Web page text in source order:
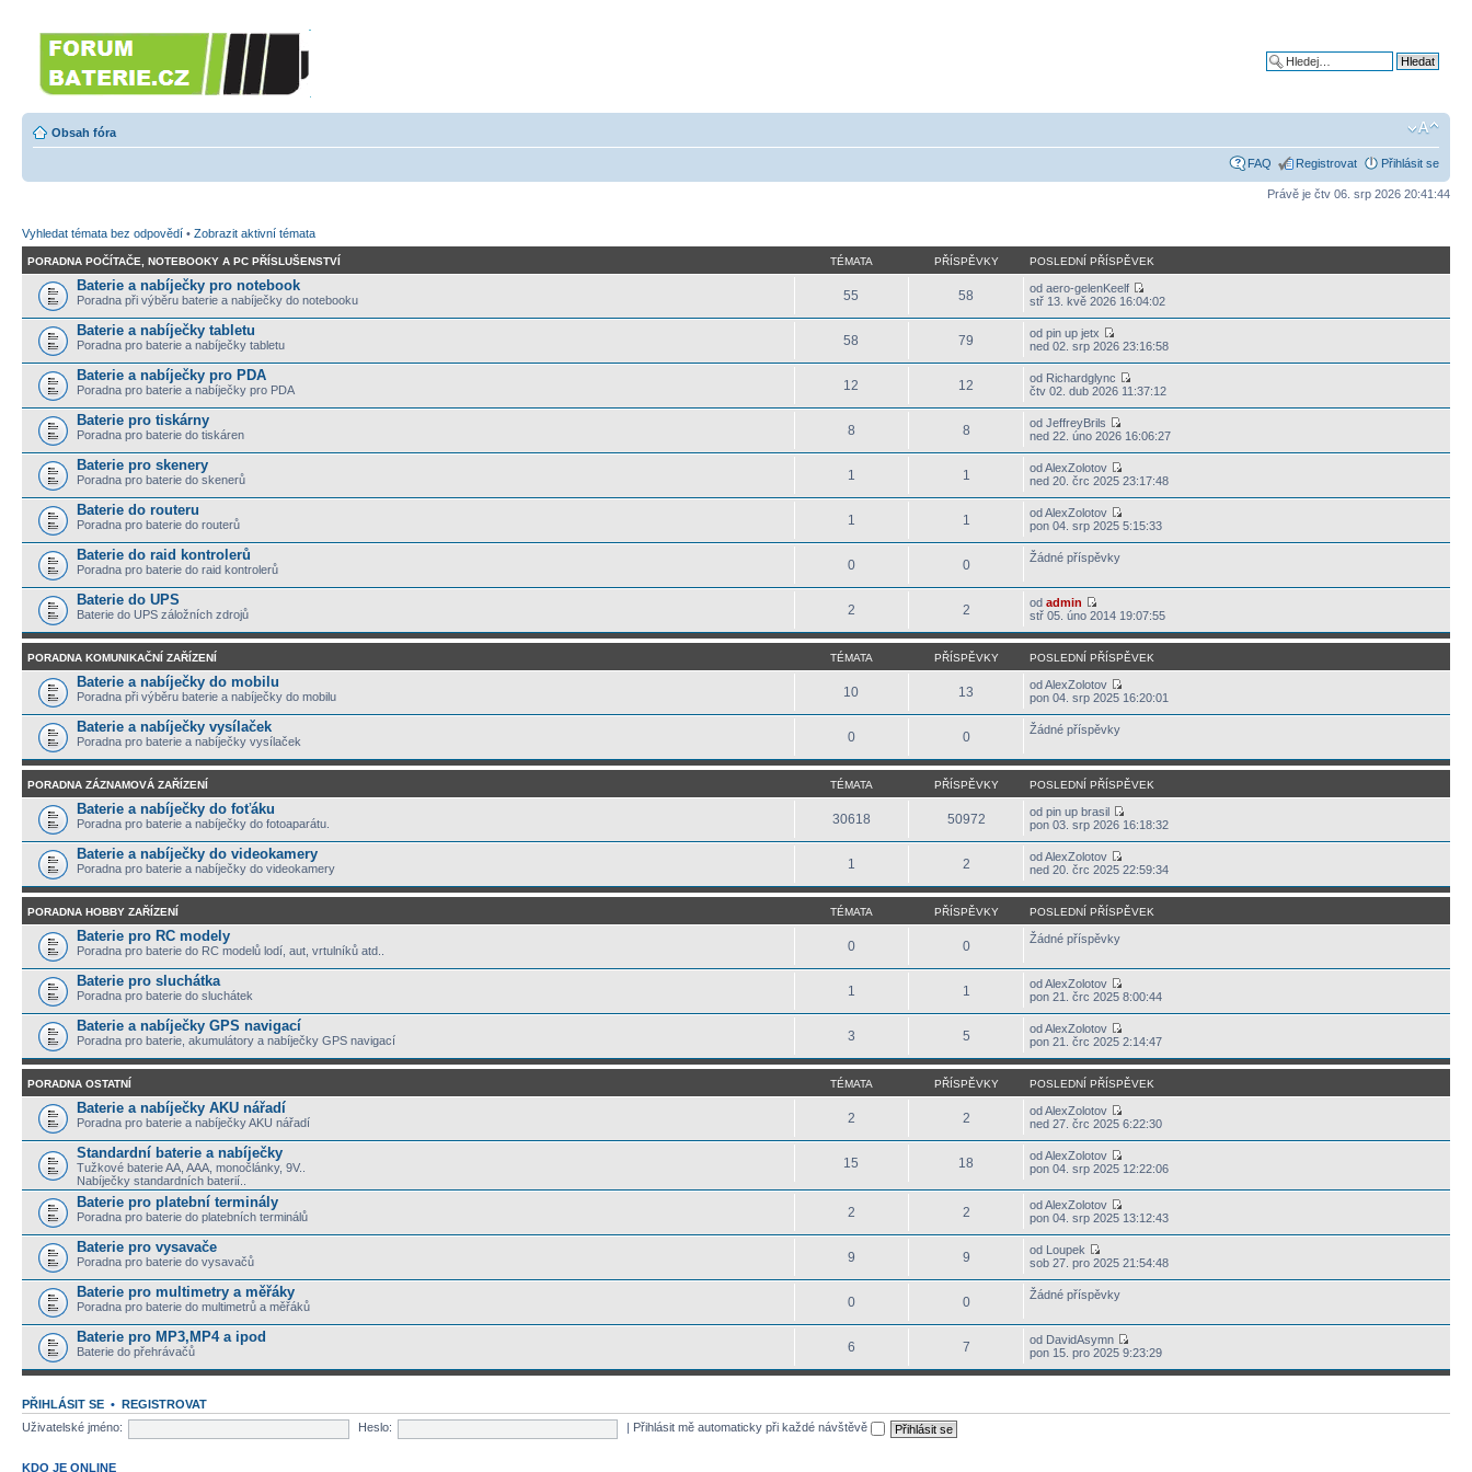
Obsah fóra
FAQ Registrovat Přihlásit se
Právě je čtv 06. srp 2026 20:41:44
Vyhledat témata bez odpovědí • Zobrazit aktivní témata
PORADNA POČÍTAČE, NOTEBOOKY A PC PŘÍSLUŠENSTVÍ TÉMATA PŘÍSPĚVKY POSLEDNÍ PŘÍSPĚVEK
Baterie a nabíječky pro notebook
Poradna při výběru baterie a nabíječky do notebooku 55 58
od aero-gelenKeelf
stř 13. kvě 2026 16:04:02
Baterie a nabíječky tabletu
Poradna pro baterie a nabíječky tabletu 58 79
od pin up jetx
ned 02. srp 2026 23:16:58
Baterie a nabíječky pro PDA
Poradna pro baterie a nabíječky pro PDA 12 12
od Richardglync
čtv 02. dub 2026 11:37:12
Baterie pro tiskárny
Poradna pro baterie do tiskáren 8 8
od JeffreyBrils
ned 22. úno 2026 16:06:27
Baterie pro skenery
Poradna pro baterie do skenerů 1 1
od AlexZolotov
ned 20. črc 2025 23:17:48
Baterie do routeru
Poradna pro baterie do routerů 1 1
od AlexZolotov
pon 04. srp 2025 5:15:33
Baterie do raid kontrolerů
Poradna pro baterie do raid kontrolerů 0 0 Žádné příspěvky
Baterie do UPS
Baterie do UPS záložních zdrojů 2 2 odadmin
stř 05. úno 2014 19:07:55
PORADNA KOMUNIKAČNÍ ZAŘÍZENÍ TÉMATA PŘÍSPĚVKY POSLEDNÍ PŘÍSPĚVEK
Baterie a nabíječky do mobilu
Poradna při výběru baterie a nabíječky do mobilu 10 13
od AlexZolotov
pon 04. srp 2025 16:20:01
Baterie a nabíječky vysílaček
Poradna pro baterie a nabíječky vysílaček 0 0 Žádné příspěvky
PORADNA ZÁZNAMOVÁ ZAŘÍZENÍ TÉMATA PŘÍSPĚVKY POSLEDNÍ PŘÍSPĚVEK
Baterie a nabíječky do foťáku
Poradna pro baterie a nabíječky do fotoaparátu. 30618 50972
od pin up brasil
pon 03. srp 2026 16:18:32
Baterie a nabíječky do videokamery
Poradna pro baterie a nabíječky do videokamery 1 2
od AlexZolotov
ned 20. črc 2025 22:59:34
PORADNA HOBBY ZAŘÍZENÍ TÉMATA PŘÍSPĚVKY POSLEDNÍ PŘÍSPĚVEK
Baterie pro RC modely
Poradna pro baterie do RC modelů lodí, aut, vrtulníků atd.. 0 0 Žádné příspěvky
Baterie pro sluchátka
Poradna pro baterie do sluchátek 1 1
od AlexZolotov
pon 21. črc 2025 8:00:44
Baterie a nabíječky GPS navigací
Poradna pro baterie, akumulátory a nabíječky GPS navigací 3 5
od AlexZolotov
pon 21. črc 2025 2:14:47
PORADNA OSTATNÍ TÉMATA PŘÍSPĚVKY POSLEDNÍ PŘÍSPĚVEK
Baterie a nabíječky AKU nářadí
Poradna pro baterie a nabíječky AKU nářadí 2 2
od AlexZolotov
ned 27. črc 2025 6:22:30
Standardní baterie a nabíječky
Tužkové baterie AA, AAA, monočlánky, 9V..
Nabíječky standardních baterií..
15 18
od AlexZolotov
pon 04. srp 2025 12:22:06
Baterie pro platební terminály
Poradna pro baterie do platebních terminálů 2 2
od AlexZolotov
pon 04. srp 2025 13:12:43
Baterie pro vysavače
Poradna pro baterie do vysavačů 9 9
od Loupek
sob 27. pro 2025 21:54:48
Baterie pro multimetry a měřáky
Poradna pro baterie do multimetrů a měřáků 0 0 Žádné příspěvky
Baterie pro MP3,MP4 a ipod
Baterie do přehrávačů 6 7
od DavidAsymn
pon 15. pro 2025 9:23:29
PŘIHLÁSIT SE • REGISTROVAT
Uživatelské jméno:
Heslo: Přihlásit mě automaticky při každé návštěvě
KDO JE ONLINE